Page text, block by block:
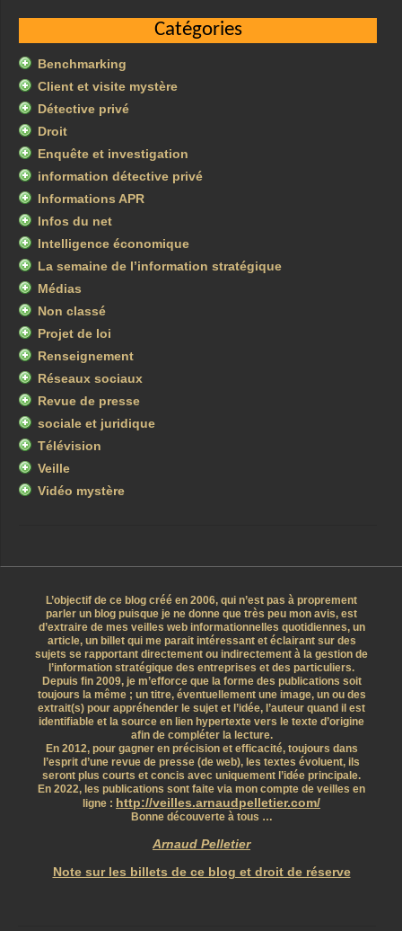
Catégories
Benchmarking
Client et visite mystère
Détective privé
Droit
Enquête et investigation
information détective privé
Informations APR
Infos du net
Intelligence économique
La semaine de l’information stratégique
Médias
Non classé
Projet de loi
Renseignement
Réseaux sociaux
Revue de presse
sociale et juridique
Télévision
Veille
Vidéo mystère
L’objectif de ce blog créé en 2006, qui n’est pas à proprement
parler un blog puisque je ne donne que très peu mon avis, est
d’extraire de mes veilles web informationnelles quotidiennes, un
article, un billet qui me parait intéressant et éclairant sur des
sujets se rapportant directement ou indirectement à la gestion de
l’information stratégique des entreprises et des particuliers.
Depuis fin 2009, je m’efforce que la forme des publications soit
toujours la même ; un titre, éventuellement une image, un ou des
extrait(s) pour appréhender le sujet et l’idée, l’auteur quand il est
identifiable et la source en lien hypertexte vers le texte d’origine
afin de compléter la lecture.
En 2012, pour gagner en précision et efficacité, toujours dans
l’esprit d’une revue de presse (de web), les textes évoluent, ils
seront plus courts et concis avec uniquement l’idée principale.
En 2022, les publications sont faite via mon compte de veilles en
ligne : http://veilles.arnaudpelletier.com/
Bonne découverte à tous …
Arnaud Pelletier
Note sur les billets de ce blog et droit de réserve